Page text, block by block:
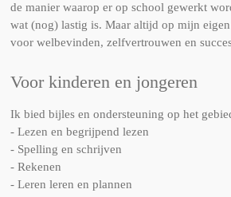
de manier waarop er op school gewerkt
wat (nog) lastig is. Maar altijd op mijn
voor welbevinden, zelfvertrouwen en
Voor kinderen en jongeren
Ik bied bijles en ondersteuning op het
- Lezen en begrijpend lezen
- Spelling en schrijven
- Rekenen
- Leren leren en plannen